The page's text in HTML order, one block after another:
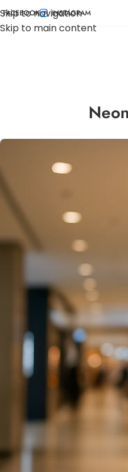
Skip to navigation
Skip to main content
FACEBOOK INSTAGRAM